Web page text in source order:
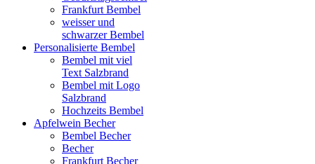
Frankfurt Bembel
weisser und
schwarzer Bembel
Personalisierte Bembel
Bembel mit viel
Text Salzbrand
Bembel mit Logo
Salzbrand
Hochzeits Bembel
Apfelwein Becher
Bembel Becher
Becher
Frankfurt Becher